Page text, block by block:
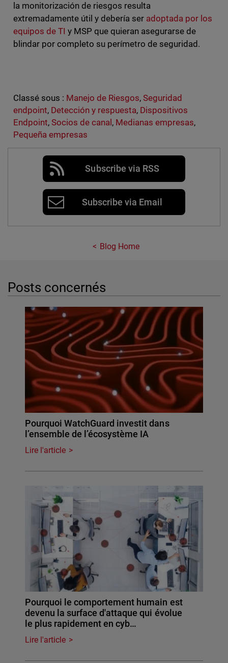
la monitorización de riesgos resulta
extremadamente útil y debería ser adoptada por los
equipos de TI y MSP que quieran asegurarse de
blindar por completo su perímetro de seguridad.
Classé sous : Manejo de Riesgos,Seguridad
endpoint, Detección y respuesta, Dispositivos
Endpoint, Socios de canal , Medianas empresas,
Pequeña empresas
Subscribe via RSS
Subscribe via Email
Blog Home
Posts concernés
Pourquoi WatchGuard investit dans
l’ensemble de l’écosystème IA
Lire l'article
Pourquoi le comportement humain est
devenu la surface d'attaque qui évolue
le plus rapidement en cyb…
Lire l'article